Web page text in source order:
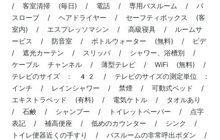
/ 客室清掃 (毎日) / 電話 / 専用バスルーム / バ
スローブ / ヘアドライヤー / セーフティボックス (客
室内) / エスプレッソマシン / 高級寝具 / ルームサ
ービス / 防音室 / ボトルウォーター (無料) / ビデ
/ 遮光カーテン / スリッパ / シャワー、浴槽別 /
ケーブル チャンネル / 薄型テレビ / WiFi (無料) /
テレビのサイズ : 42 / テレビのサイズの測定単位 :
インチ / レインシャワー / 禁煙 / 可動式ベッド /
エキストラベッド (有料) / 電気ケトル / タオルあり
/ 石鹸 / シャンプー / トイレットペーパー / 点字
表記 / 補高便座 / 低めのカウンター / シンク /
トイレ便器近くの手すり / バスルームの非常呼出ボダン /